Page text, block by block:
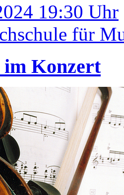
19:30 Uhr
für
im Konzert